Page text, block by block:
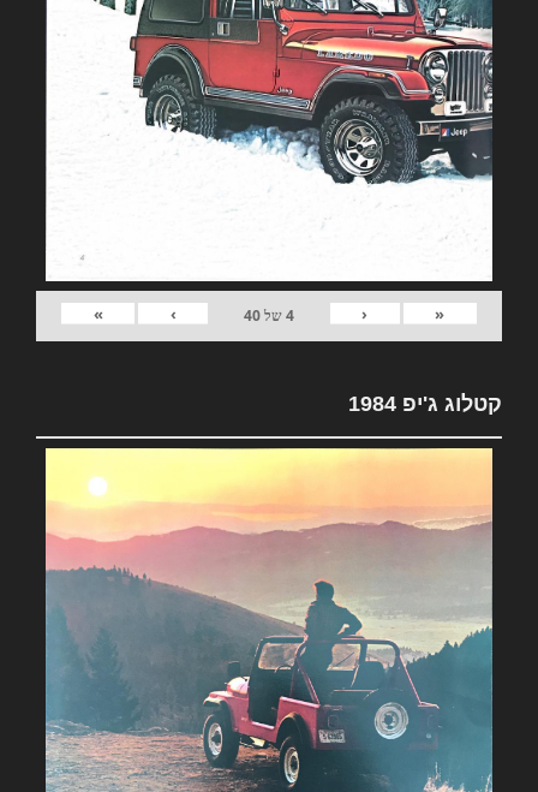
«
‹
4של40
›
»
קטלוג ג'יפ 1984